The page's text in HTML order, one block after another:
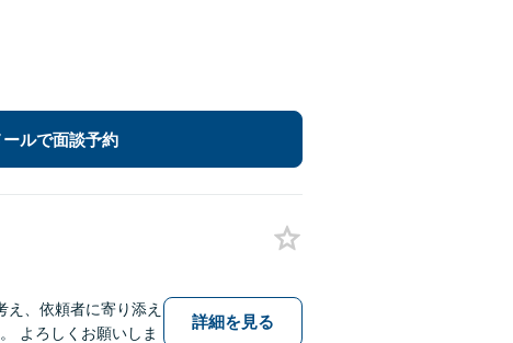
ールで面談予約
え、依頼者に寄り添え
よろしくお願いしま
詳細を見る